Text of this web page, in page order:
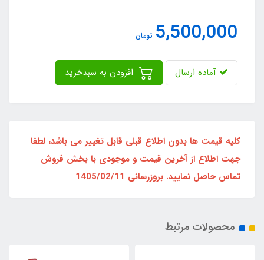
5,500,000 تومان
آماده ارسال
کلیه قیمت ها بدون اطلاع قبلی قابل تغییر می باشد، لطفا
جهت اطلاع از آخرین قیمت و موجودی با بخش فروش
تماس حاصل نمایید. بروزرسانی 1405/02/11
محصولات مرتبط